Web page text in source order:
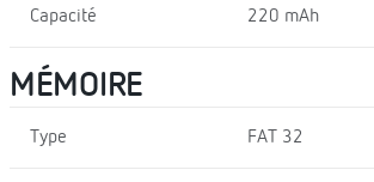
Capacité 220 mAh
MÉMOIRE
Type FAT 32